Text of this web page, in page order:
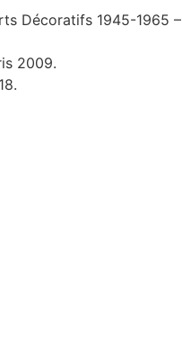
Décoratifs 1945-1965 –
2009.